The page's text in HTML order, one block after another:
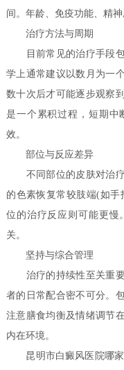
间。年龄、免疫功能、精
治疗方法与周期
目前常见的治疗手段包
学上通常建议以数月为一
数十次后才可能逐步观察
是一个累积过程，短期中
效。
部位与反应差异
不同部位的皮肤对治疗
的色素恢复常较肢端(如
位的治疗反应则可能更慢
关。
坚持与综合管理
治疗的持续性至关重要
者的日常配合密不可分。
注意膳食均衡及情绪调节
内在环境。
昆明市白癜风医院哪家